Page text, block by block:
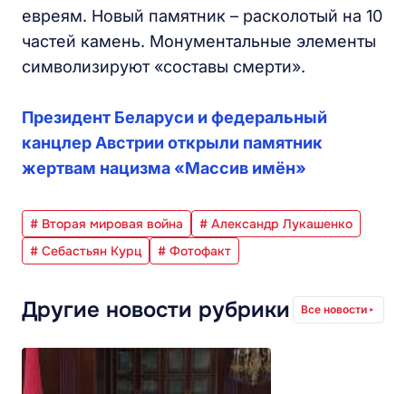
евреям. Новый памятник – расколотый на 10
частей камень. Монументальные элементы
символизируют «составы смерти».
Президент Беларуси и федеральный
канцлер Австрии открыли памятник
жертвам нацизма «Массив имён»
# Вторая мировая война
# Александр Лукашенко
# Себастьян Курц
# Фотофакт
Другие новости рубрики Все новости